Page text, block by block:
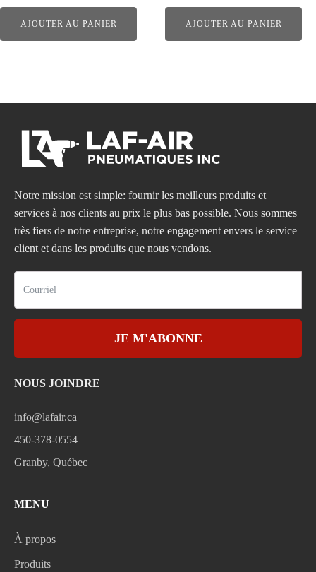
AJOUTER AU PANIER AJOUTER AU PANIER
Notre mission est simple: fournir les meilleurs produits et
services à nos clients au prix le plus bas possible. Nous sommes
très fiers de notre entreprise, notre engagement envers le service
client et dans les produits que nous vendons.
JE M'ABONNE
NOUS JOINDRE
info@lafair.ca
450-378-0554
Granby, Québec
MENU
À propos
Produits